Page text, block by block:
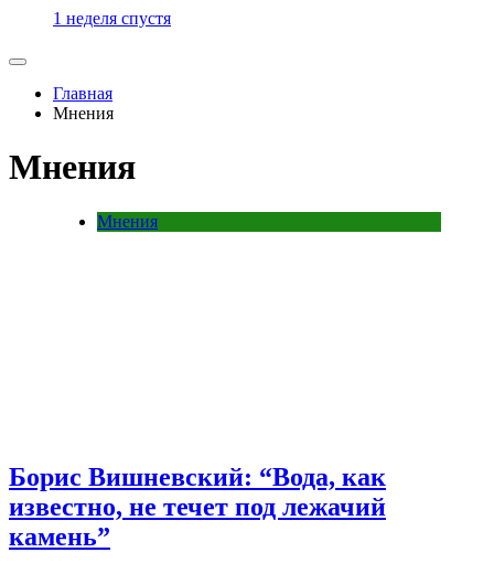
1 неделя спустя
Главная
Мнения
Мнения
Мнения
Борис Вишневский: “Вода, как
известно, не течет под лежачий
камень”